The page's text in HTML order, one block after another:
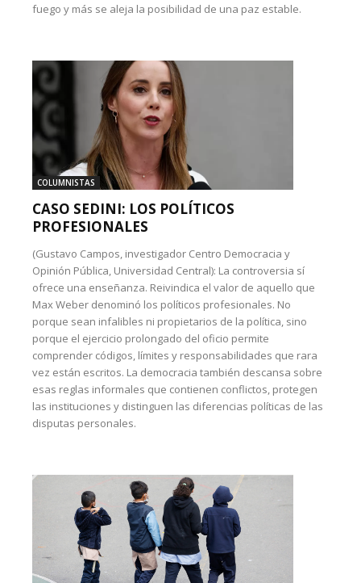
fuego y más se aleja la posibilidad de una paz estable.
COLUMNISTAS
CASO SEDINI: LOS POLÍTICOS
PROFESIONALES
(Gustavo Campos, investigador Centro Democracia y
Opinión Pública, Universidad Central): La controversia sí
ofrece una enseñanza. Reivindica el valor de aquello que
Max Weber denominó los políticos profesionales. No
porque sean infalibles ni propietarios de la política, sino
porque el ejercicio prolongado del oficio permite
comprender códigos, límites y responsabilidades que rara
vez están escritos. La democracia también descansa sobre
esas reglas informales que contienen conflictos, protegen
las instituciones y distinguen las diferencias políticas de las
disputas personales.